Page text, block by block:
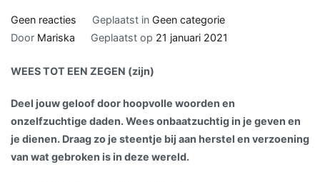
Geen reacties
Geroepen
te
Geplaatst in Geen categorie
Door Mariska Geplaatst op 21 januari 2021
WEES TOT EEN ZEGEN (zijn)
Deel jouw geloof door hoopvolle woorden en
onzelfzuchtige daden. Wees onbaatzuchtig in je geven en
je dienen. Draag zo je steentje bij aan herstel en verzoening
van wat gebroken is in deze wereld.